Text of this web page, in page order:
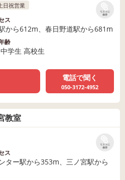
リストに
保存
日祝営業
ス
から612m、春日野道駅から681m
齢
学生 高校生
電話で聞く
050-3172-4952
教室
リストに
保存
ス
ター駅から353m、三ノ宮駅から